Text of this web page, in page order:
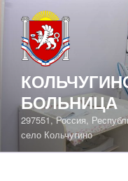
содержимому
БОЛЬНИЦА
297551, Россия,
село Кольчугино